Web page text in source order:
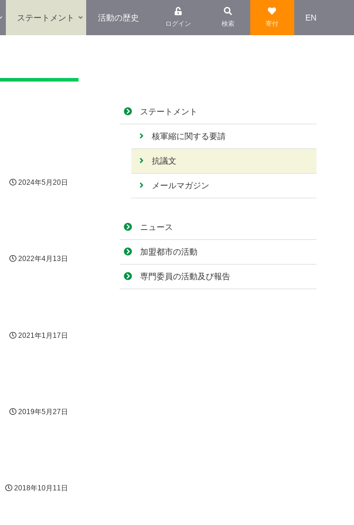
ステートメント 活動の歴史
ログイン 検索 寄付
EN
2024年5月20日
2022年4月13日
2021年1月17日
2019年5月27日
2018年10月11日
ステートメント
核軍縮に関する要請
抗議文
メールマガジン
ニュース
加盟都市の活動
専門委員の活動及び報告